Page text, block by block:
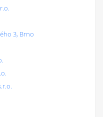
3, Brno